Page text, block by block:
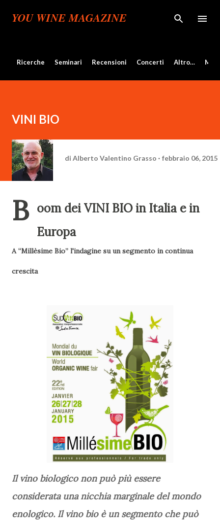
Passa ai contenuti principali
YOU WINE MAGAZINE
Ricerche Seminari Recensioni Concerti Altro…
VINI BIO
di Alberto Valentino Grasso febbraio 06, 2015
B oom dei VINI BIO in Italia e in
Europa
A “Millèsime Bio” l'indagine su un segmento in continua
crescita
Il vino biologico non può più essere
considerata una nicchia marginale del mondo
enologico. Il vino bio è un segmento che può